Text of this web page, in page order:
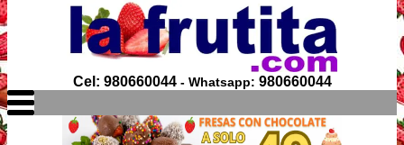
Cel: 980660044- Whatsapp: 980660044